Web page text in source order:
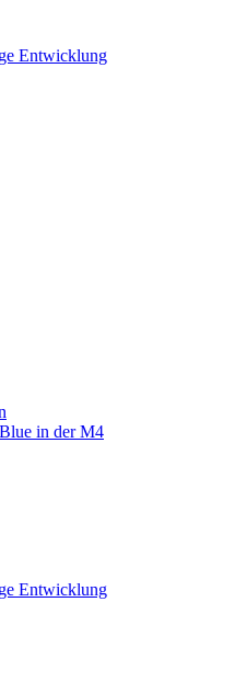
Entwicklung
in der M4
Entwicklung